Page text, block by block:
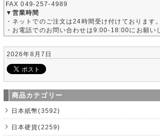
FAX 049-257-4989
▼営業時間
・ネットでのご注文は24時間受け付けております。
・お電話でのお問い合わせは9:00-18:00にお願い
2026年8月7日
商品カテゴリー
日本紙幣(3592)
日本硬貨(2259)